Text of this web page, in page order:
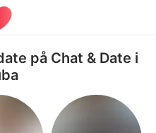
på Chat & Date i